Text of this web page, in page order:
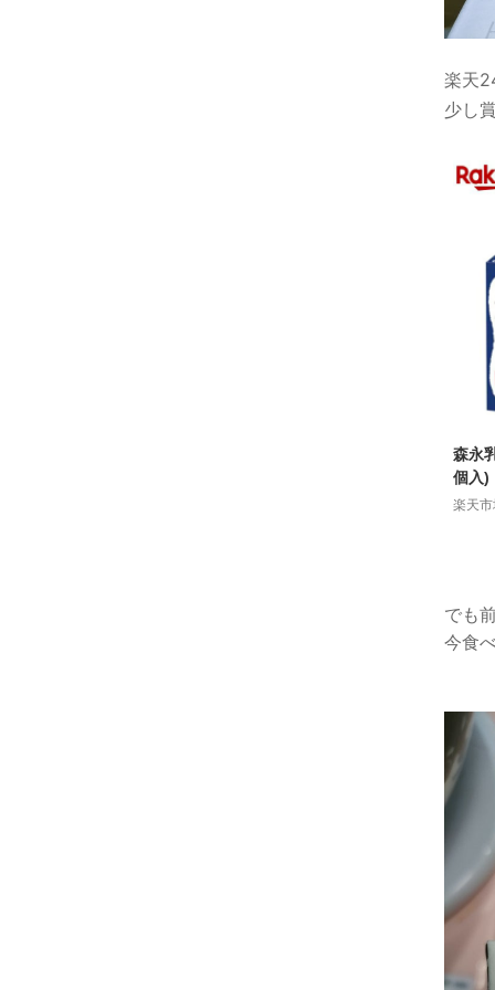
楽天
少し
森永
個入)
リン
楽天
でも
今食